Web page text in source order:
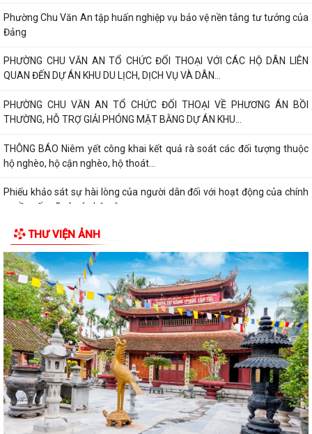
Phường Chu Văn An tập huấn nghiệp vụ bảo vệ nền tảng tư tưởng của
Đảng
PHƯỜNG CHU VĂN AN TỔ CHỨC ĐỐI THOẠI VỚI CÁC HỘ DÂN LIÊN
QUAN ĐẾN DỰ ÁN KHU DU LỊCH, DỊCH VỤ VÀ DÂN...
PHƯỜNG CHU VĂN AN TỔ CHỨC ĐỐI THOẠI VỀ PHƯƠNG ÁN BỒI
THƯỜNG, HỖ TRỢ GIẢI PHÓNG MẶT BẰNG DỰ ÁN KHU...
THÔNG BÁO Niêm yết công khai kết quả rà soát các đối tượng thuộc
hộ nghèo, hộ cận nghèo, hộ thoát...
Phiếu khảo sát sự hài lòng của người dân đối với hoạt động của chính
quyền cấp xã và cán bộ, công...
THƯ VIỆN ẢNH